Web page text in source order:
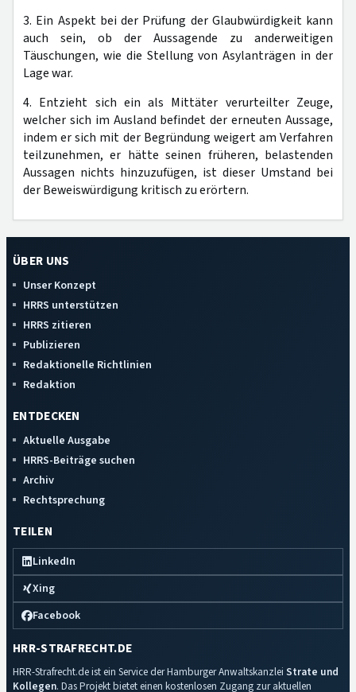
3. Ein Aspekt bei der Prüfung der Glaubwürdigkeit kann
auch sein, ob der Aussagende zu anderweitigen
Täuschungen, wie die Stellung von Asylanträgen in der
Lage war.
4. Entzieht sich ein als Mittäter verurteilter Zeuge,
welcher sich im Ausland befindet der erneuten Aussage,
indem er sich mit der Begründung weigert am Verfahren
teilzunehmen, er hätte seinen früheren, belastenden
Aussagen nichts hinzuzufügen, ist dieser Umstand bei
der Beweiswürdigung kritisch zu erörtern.
ÜBER UNS
Unser Konzept
HRRS unterstützen
HRRS zitieren
Publizieren
Redaktionelle Richtlinien
Redaktion
ENTDECKEN
Aktuelle Ausgabe
HRRS-Beiträge suchen
Archiv
Rechtsprechung
TEILEN
LinkedIn
Xing
Facebook
HRR-STRAFRECHT.DE
HRR-Strafrecht.de ist ein Service der Hamburger Anwaltskanzlei Strate und
Kollegen. Das Projekt bietet einen kostenlosen Zugang zur aktuellen